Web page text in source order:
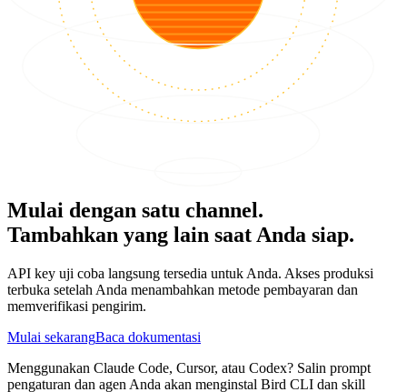
Mulai dengan satu channel.
Tambahkan yang lain saat Anda siap.
API key uji coba langsung tersedia untuk Anda. Akses produksi
terbuka setelah Anda menambahkan metode pembayaran dan
memverifikasi pengirim.
Mulai sekarangBaca dokumentasi
Menggunakan Claude Code, Cursor, atau Codex? Salin prompt
pengaturan dan agen Anda akan menginstal Bird CLI dan skill